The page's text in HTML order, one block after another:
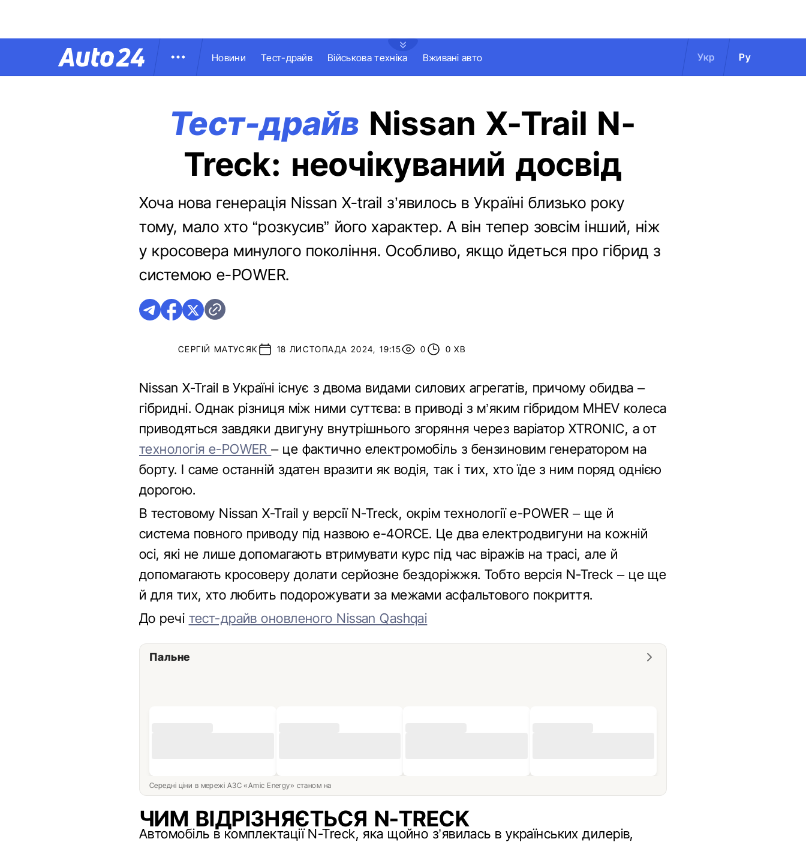
Новини Тест-драйв Військова техніка Вживані авто Укр Ру
Тест-драйв Nissan X-Trail N-
Treck: неочікуваний досвід
Хоча нова генерація Nissan X-trail з’явилось в Україні близько року
тому, мало хто “розкусив” його характер. А він тепер зовсім інший, ніж
у кросовера минулого покоління. Особливо, якщо йдеться про гібрид з
системою e-POWER.
СЕРГІЙ МАТУСЯК 18 ЛИСТОПАДА 2024, 19:15 0 0 ХВ
Nissan X-Trail в Україні існує з двома видами силових агрегатів, причому обидва –
гібридні. Однак різниця між ними суттєва: в приводі з м’яким гібридом MHEV колеса
приводяться завдяки двигуну внутрішнього згоряння через варіатор XTRONIC, а от
технологія e-POWER– це фактично електромобіль з бензиновим генератором на
борту. І саме останній здатен вразити як водія, так і тих, хто їде з ним поряд однією
дорогою.
В тестовому Nissan X-Trail у версії N-Treck, окрім технології e-POWER – ще й
система повного приводу під назвою e-4ORCE. Це два електродвигуни на кожній
осі, які не лише допомагають втримувати курс під час віражів на трасі, але й
допомагають кросоверу долати серйозне бездоріжжя. Тобто версія N-Treck – це ще
й для тих, хто любить подорожувати за межами асфальтового покриття.
До речі тест-драйв оновленого Nissan Qashqai
Пальне
Середні ціни в мережі АЗС «Amic Energy» станом на
ЧИМ ВІДРІЗНЯЄТЬСЯ N-TRECK
Автомобіль в комплектації N-Treck, яка щойно з’явилась в українських дилерів,